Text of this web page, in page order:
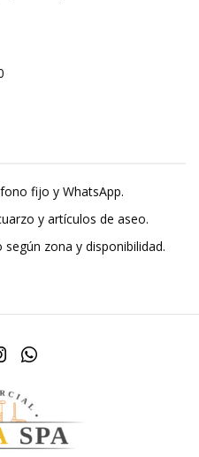
fijo y WhatsApp.
y artículos de aseo.
zona y disponibilidad.